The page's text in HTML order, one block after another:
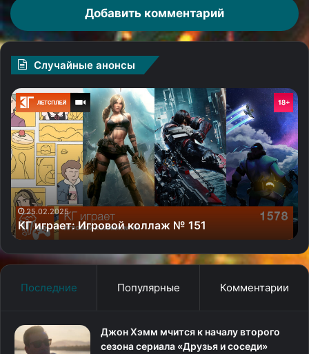
Добавить комментарий
Случайные анонсы
КГ
играет:
Игровой
коллаж
№
151
25.02.2025
КГ играет: Игровой коллаж № 151
и
на
в
Последние Популярные Комментарии
Джон Хэмм мчится к началу второго
сезона сериала «Друзья и соседи»